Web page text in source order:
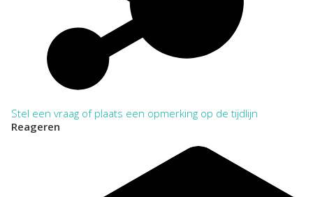
Stel een vraag of plaats een opmerking op de tijdlijn
Reageren